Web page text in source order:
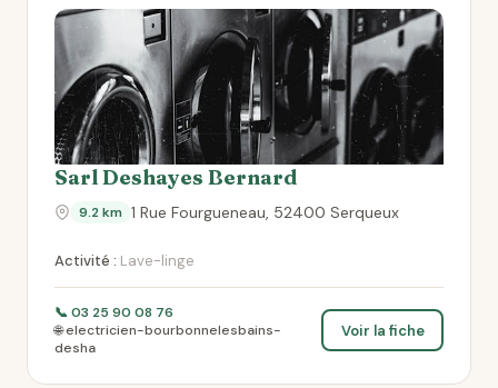
Sarl Deshayes Bernard
9.2 km 1 Rue Fourgueneau, 52400 Serqueux
Activité : Lave-linge
📞 03 25 90 08 76
🌐 electricien-bourbonnelesbains-
desha
Voir la fiche